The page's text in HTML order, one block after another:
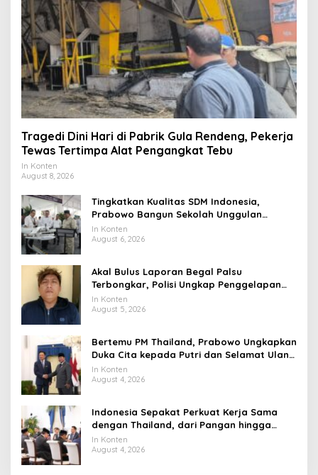
Tragedi Dini Hari di Pabrik Gula Rendeng, Pekerja
Tewas Tertimpa Alat Pengangkat Tebu
In Konten
August 8, 2026
Tingkatkan Kualitas SDM Indonesia,
Prabowo Bangun Sekolah Unggulan
hingga Undang Universitas Terbaik Dunia
In Konten
August 6, 2026
Akal Bulus Laporan Begal Palsu
Terbongkar, Polisi Ungkap Penggelapan
Uang Perusahaan untuk Crypto
In Konten
August 5, 2026
Bertemu PM Thailand, Prabowo Ungkapkan
Duka Cita kepada Putri dan Selamat Ulang
Tahun ke Raja Thailand
In Konten
August 4, 2026
Indonesia Sepakat Perkuat Kerja Sama
dengan Thailand, dari Pangan hingga
Ekonomi Digital
In Konten
August 4, 2026